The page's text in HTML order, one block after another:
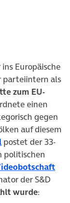
Europäische
parteiintern als
zum EU-
einen
gegen
auf diesem
(öffnet in neuem
postet der 33-
politischen
der S&D
wurde: